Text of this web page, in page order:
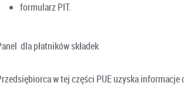
formularz PIT.
dla płatników składek
w tej części PUE uzyska informacje